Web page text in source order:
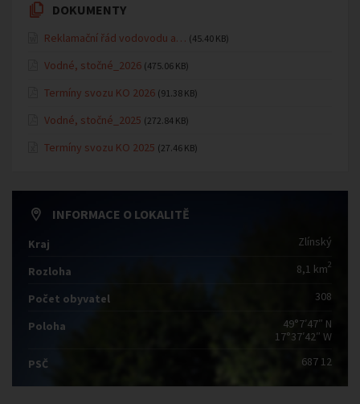
DOKUMENTY
Reklamační řád vodovodu a… (45.40 KB)
Vodné, stočné_2026 (475.06 KB)
Termíny svozu KO 2026 (91.38 KB)
Vodné, stočné_2025 (272.84 KB)
Termíny svozu KO 2025 (27.46 KB)
INFORMACE O LOKALITĚ
Kraj Zlínský
Rozloha 8,1 km2
Počet obyvatel 308
Poloha
49°7′47″ N
17°37′42″ W
PSČ
687 12